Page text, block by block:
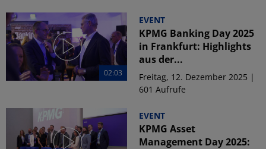
02:03
EVENT
KPMG Banking Day 2025
in Frankfurt: Highlights
aus der...
Freitag, 12. Dezember 2025 |
601 Aufrufe
EVENT
KPMG Asset
Management Day 2025: